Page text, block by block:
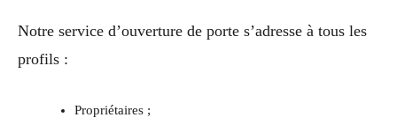
Notre service d’ouverture de porte s’adresse à tous les
profils :
Propriétaires ;